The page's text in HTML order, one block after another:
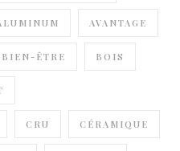
AVANTAGE
BIEN-ÊTRE BOIS
CRU CÉRAMIQUE